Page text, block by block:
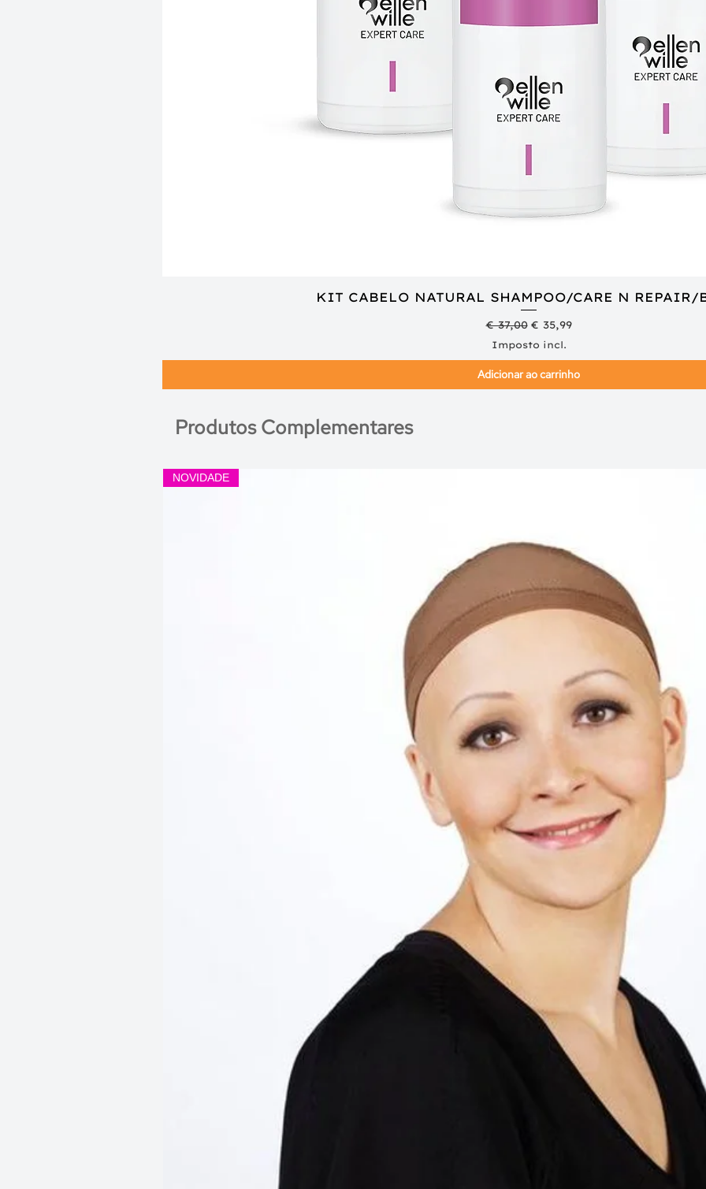
Visualização rápida
KIT CABELO NATURAL SHAMPOO/CARE N REPAIR/
Preço normal
€ 37,00 Preço promocional
€ 35,99
Imposto incl.
Adicionar ao carrinho
Produtos Complementares
NOVIDADE